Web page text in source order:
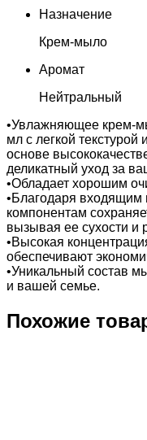
Назначение
Крем-мыло
Аромат
Нейтральный
•Увлажняющее крем-
мл с легкой
основе
деликатный уход за
•Обладает хорошим
•Благодаря
компонентам
вызывая ее сухости и
•Высокая
обеспечивают
•Уникальный состав
и вашей семье.
Похожие